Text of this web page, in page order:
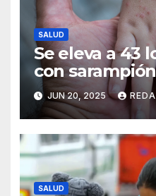
SALUD
Se eleva a 43
con
JUN 20, 2025
SALUD